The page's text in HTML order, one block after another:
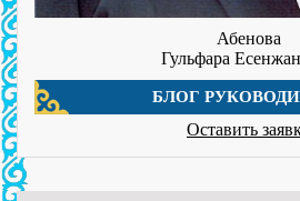
Абенова
Гульфара
БЛОГ
Оставить